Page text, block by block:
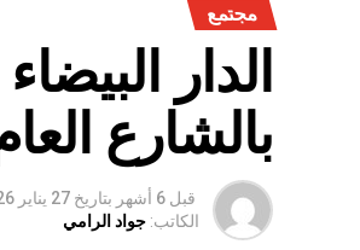
مجتمع
الدار
بالشارع
قبل 6 أشهر بتاريخ 27 يناير 2026
الكاتب: جواد الرامي